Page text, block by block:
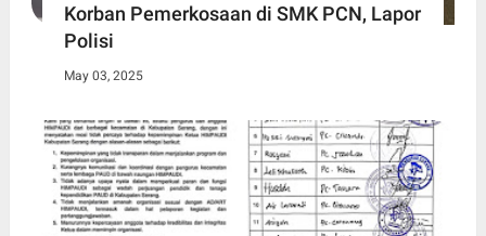
Korban Pemerkosaan di SMK PCN, Lapor
Polisi
May 03, 2025